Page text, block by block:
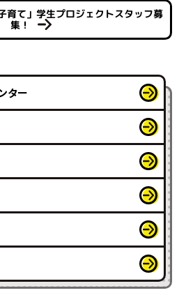
育て」学生プロジェクトスタッフ募
集！
ター